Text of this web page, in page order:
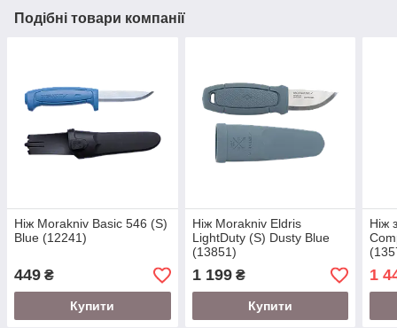
Подібні товари компанії
Ніж Morakniv Basic 546 (S)
Blue (12241)
449 ₴
Купити
Ніж Morakniv Eldris
LightDuty (S) Dusty Blue
(13851)
1 199₴
Купити
Ніж
1